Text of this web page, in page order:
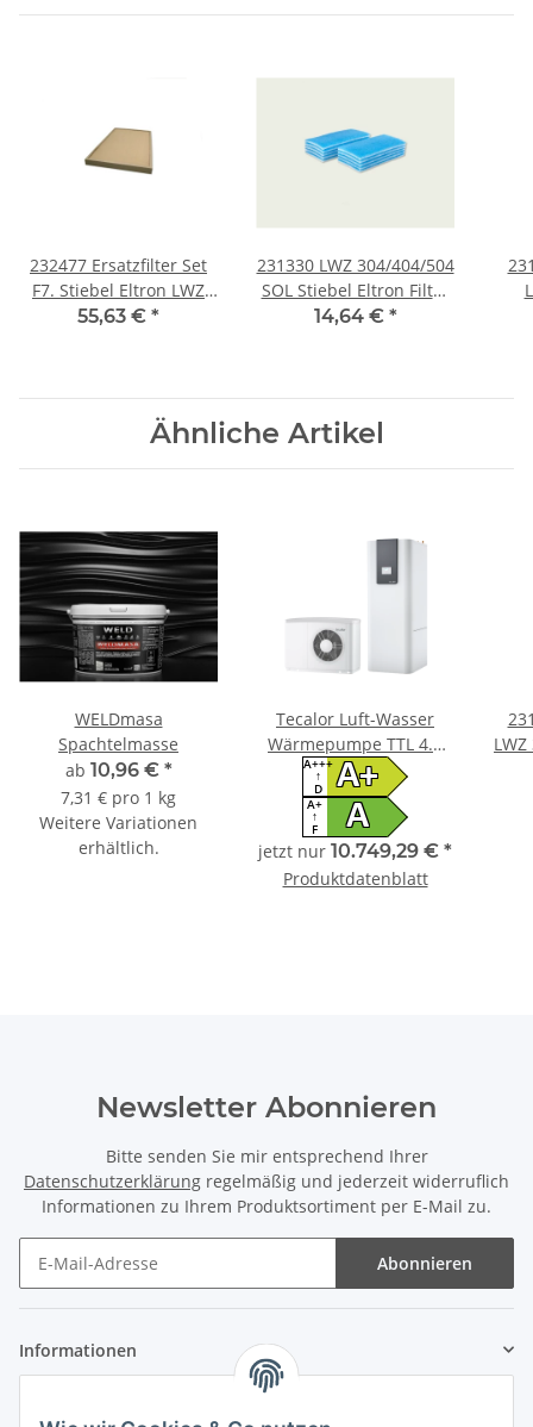
232477 Ersatzfilter Set
F7. Stiebel Eltron LWZ
370 plus / LWZ 170 E
55,63 € *
231330 LWZ 304/404/504
SOL Stiebel Eltron Filter
Set
14,64 € *
Ähnliche Artikel
WELDmasa
Spachtelmasse
ab 10,96 € *
7,31 € pro 1 kg
Weitere Variationen
erhältlich.
Tecalor Luft-Wasser
Wärmepumpe TTL 4.5
ACS TSBC Set
A+
A+++
↑
D
A
A+
↑
F
jetzt nur 10.749,29 € *
Produktdatenblatt
Newsletter Abonnieren
Bitte senden Sie mir entsprechend Ihrer
Datenschutzerklärung regelmäßig und jederzeit widerruflich
Informationen zu Ihrem Produktsortiment per E-Mail zu.
Abonnieren
Informationen